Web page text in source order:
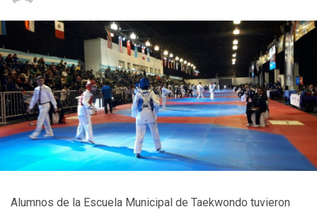
Alumnos de la Escuela Municipal de Taekwondo tuvieron